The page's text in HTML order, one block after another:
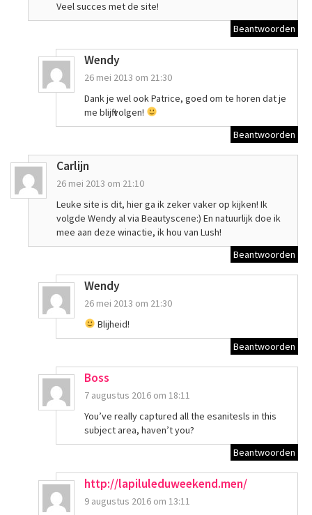
Veel succes met de site!
Beantwoorden
Wendy
26 mei 2013 om 21:30
Dank je wel ook Patrice, goed om te horen dat je
me blijft volgen!
Beantwoorden
Carlijn
26 mei 2013 om 21:10
Leuke site is dit, hier ga ik zeker vaker op kijken! Ik
volgde Wendy al via Beautyscene:) En natuurlijk doe ik
mee aan deze winactie, ik hou van Lush!
Beantwoorden
Wendy
26 mei 2013 om 21:30
Blijheid!
Beantwoorden
Boss
7 augustus 2016 om 18:11
You’ve really captured all the esanitesls in this
subject area, haven’t you?
Beantwoorden
http://lapiluleduweekend.men/
9 augustus 2016 om 13:11